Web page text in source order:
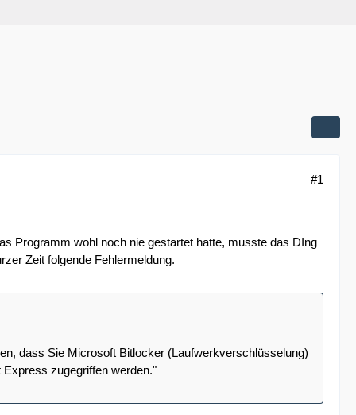
#1
Programm wohl noch nie gestartet hatte, musste das DIng
Zeit folgende Fehlermeldung.
dass Sie Microsoft Bitlocker (Laufwerkverschlüsselung)
zugegriffen werden."